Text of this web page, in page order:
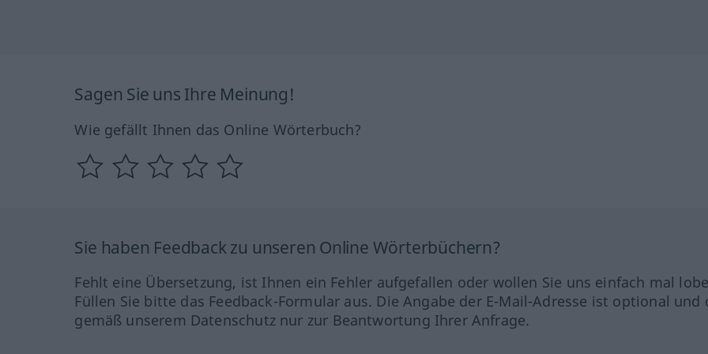
Sagen Sie uns Ihre Meinung!
Wie gefällt Ihnen das Online Wörterbuch?
Sie haben Feedback zu unseren Online Wörterbüchern?
Fehlt eine Übersetzung, ist Ihnen ein Fehler aufgefallen oder wollen Sie uns einfach mal
Füllen Sie bitte das Feedback-Formular aus. Die Angabe der E-Mail-Adresse ist optional und
gemäß unserem Datenschutz nur zur Beantwortung Ihrer Anfrage.